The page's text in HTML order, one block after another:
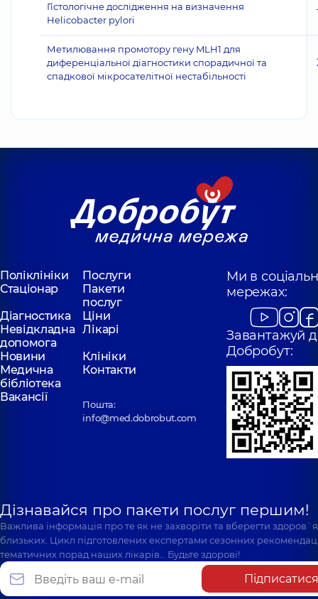
Гістологічне дослідження на визначення
Helicobacter pylori
Метилювання промотору гену MLH1 для
диференціальної діагностики спорадичної та
спадкової мікросателітної нестабільності
Поліклініки
Послуги
Стаціонар
Пакети
послуг
Діагностика
Ціни
Невідкладна
допомога
Лікарі
Новини
Клініки
Медична
бібліотека
Контакти
Вакансії
Пошта:
info@med.dobrobut.com
Ми в
мережах:
Завантажуй
Добробут:
Дізнавайся про пакети послуг першим!
Важлива інформація про те як не захворіти та вберегти
близьких. Цикл підготовлених експертами сезонних
тематичних порад наших лікарів… Будьте здорові!
Підписатися